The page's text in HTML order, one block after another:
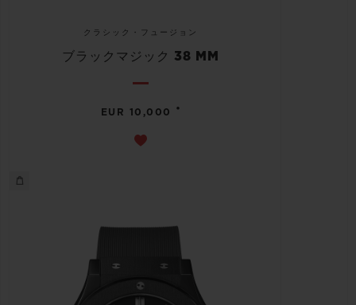
クラシック・フュージョン
ブラックマジック 38 MM
EUR 10,000 •